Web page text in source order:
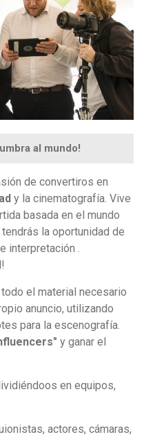
al mundo!
de convertiros en
y la cinematografía. Vive
basada en el mundo
la oportunidad de
interpretación .
el material necesario
anuncio, utilizando
para la escenografía.
y ganar el
en equipos,
actores, cámaras,